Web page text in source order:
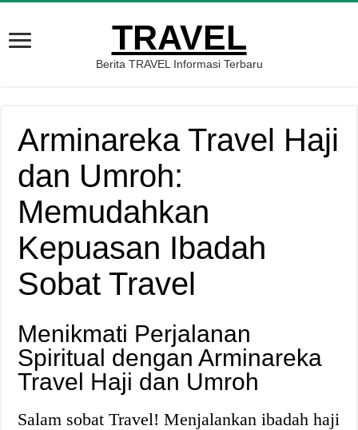
TRAVEL
Berita TRAVEL Informasi Terbaru
Arminareka Travel Haji
dan Umroh:
Memudahkan
Kepuasan Ibadah
Sobat Travel
Menikmati Perjalanan
Spiritual dengan Arminareka
Travel Haji dan Umroh
Salam sobat Travel! Menjalankan ibadah haji